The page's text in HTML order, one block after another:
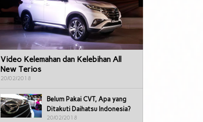
Video Kelemahan dan Kelebihan All
New Terios
20/02/2018
Belum Pakai CVT, Apa yang
Ditakuti Daihatsu Indonesia?
20/02/2018